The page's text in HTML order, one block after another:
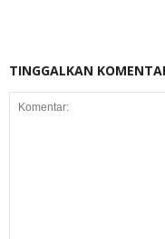
TINGGALKAN